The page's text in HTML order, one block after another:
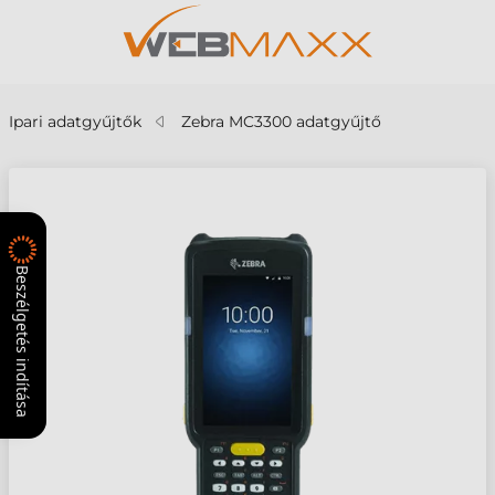
Ipari adatgyűjtők Zebra MC3300 adatgyűjtő
Beszélgetés indítása